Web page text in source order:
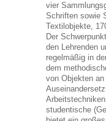
vier
Schriften sowie
Textilobjekte,
Der
den Lehrenden
regelmäßig in
dem
von Objekten
studentische